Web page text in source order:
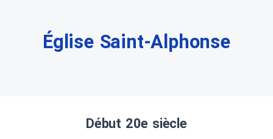
Église Saint-Alphonse
Début 20e siècle